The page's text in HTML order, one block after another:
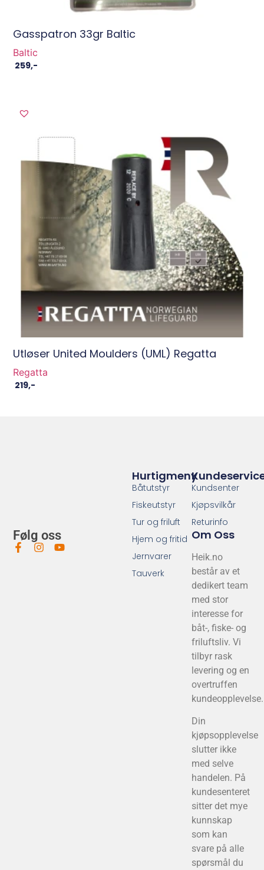
Gasspatron 33gr Baltic
Baltic
259,-
Utløser United Moulders (UML) Regatta
Regatta
219,-
Følg oss
Kundsenter
Kjøpsvilkår
Returinfo
Om Oss
Heik.no
består av et
dedikert team
med stor
interesse for
båt-, fiske- og
friluftsliv. Vi
tilbyr rask
levering og en
overtruffen
kundeopplevelse.
Din
kjøpsopplevelse
slutter ikke
med selve
handelen. På
kundesenteret
sitter det mye
kunnskap
som kan
svare på alle
spørsmål du
Hurtigmeny
Båtutstyr
Fiskeutstyr
Tur og friluft
Hjem og fritid
Jernvarer
Tauverk